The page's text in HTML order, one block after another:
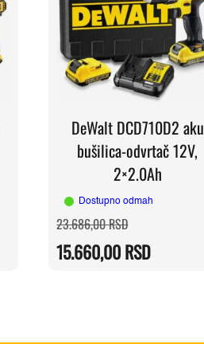
DeWalt DCD710D2 aku
bušilica-odvrtač 12V,
2×2.0Ah
Dostupno odmah
23.686,00RSDOriginalna
cena
bila:
23.686,00 RSD.
15.660,00RSD
Trenutna
cena
15.660,00 RSD.